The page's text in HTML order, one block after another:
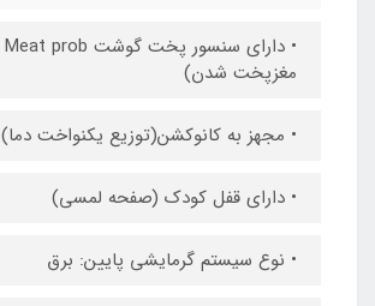
مغزپخت شدن)
• مجهز به کانوکشن(توزیع یکنواخت دما)
• دارای قفل کودک (صفحه لمسی)
• نوع سیستم گرمایشی پایین: برق